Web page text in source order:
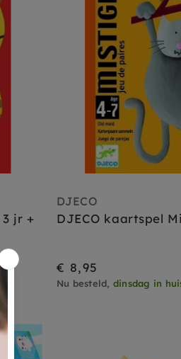
jr +
DJECO
DJECO kaartspel
€ 8,95
Nu besteld, dinsdag in